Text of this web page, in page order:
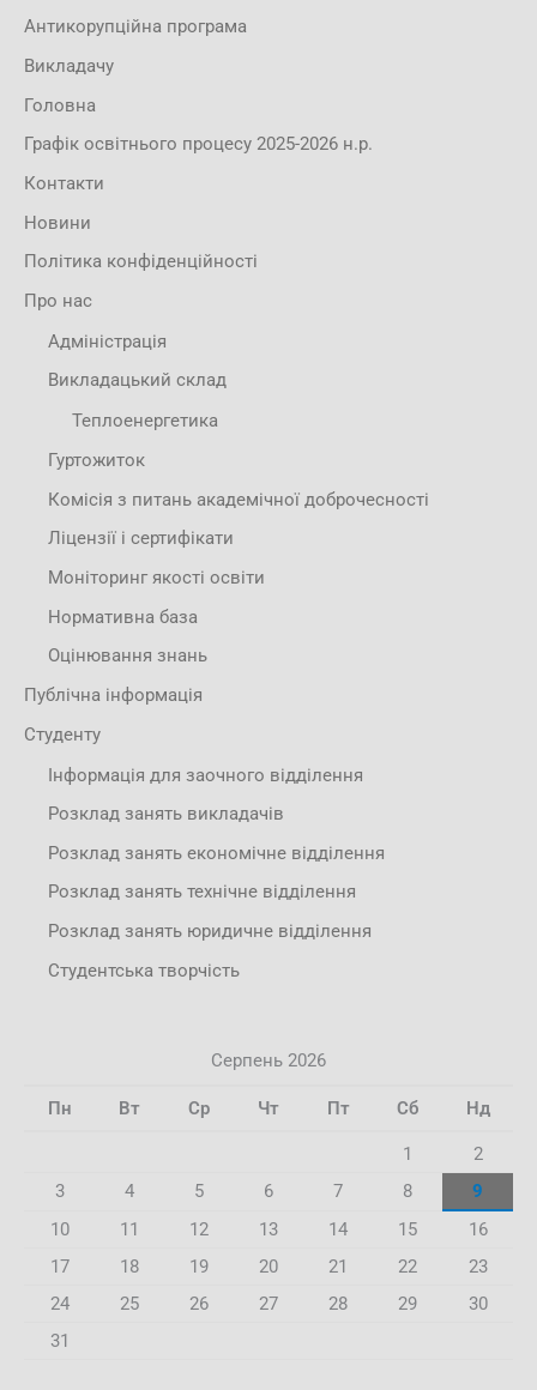
Антикорупційна програма
Викладачу
Головна
Графік освітнього процесу 2025-2026 н.р.
Контакти
Новини
Політика конфіденційності
Про нас
Адміністрація
Викладацький склад
Теплоенергетика
Гуртожиток
Комісія з питань академічної доброчесності
Ліцензії і сертифікати
Моніторинг якості освіти
Нормативна база
Оцінювання знань
Публічна інформація
Студенту
Інформація для заочного відділення
Розклад занять викладачів
Розклад занять економічне відділення
Розклад занять технічне відділення
Розклад занять юридичне відділення
Студентська творчість
Серпень 2026
Пн Вт Ср Чт Пт Сб Нд
1
2
3
4 5 6 7 8
9
10
11 12 13 14 15
16
17
18 19 20 21 22
23
24
25 26 27 28 29
30
31